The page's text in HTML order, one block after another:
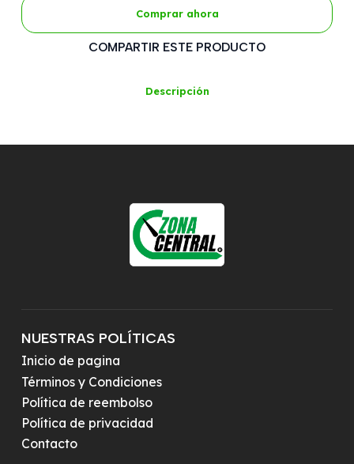
Comprar ahora
COMPARTIR ESTE PRODUCTO
Descripción
NUESTRAS POLÍTICAS
Inicio de pagina
Términos y Condiciones
Política de reembolso
Política de privacidad
Contacto